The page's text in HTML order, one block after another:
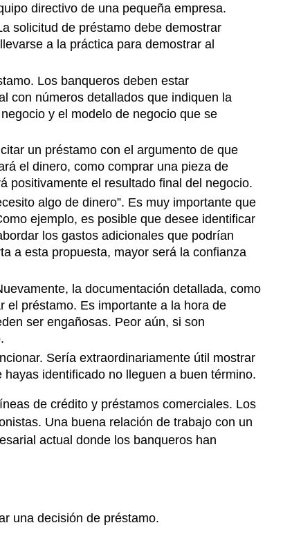
directivo de una pequeña empresa.
solicitud de préstamo debe demostrar
a la práctica para demostrar al
Los banqueros deben estar
con números detallados que indiquen la
y el modelo de negocio que se
un préstamo con el argumento de que
el dinero, como comprar una pieza de
positivamente el resultado final del negocio.
algo de dinero”. Es muy importante que
ejemplo, es posible que desee identificar
los gastos adicionales que podrían
a esta propuesta, mayor será la confianza
la documentación detallada, como
el préstamo. Es importante a la hora de
ser engañosas. Peor aún, si son
Sería extraordinariamente útil mostrar
identificado no lleguen a buen término.
de crédito y préstamos comerciales. Los
Una buena relación de trabajo con un
actual donde los banqueros han
una decisión de préstamo.